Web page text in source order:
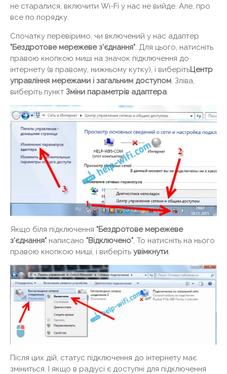
не старалися, включити Wi-Fi у нас не вийде. Але, про
все по порядку.
Спочатку перевіримо, чи включений у нас адаптер
"Бездротове мережеве з'єднання" . Для цього, натисніть
правою кнопкою миші на значок підключення до
інтернету (в правому, нижньому кутку), і виберітьЦентр
управління мережами і загальним доступом . Зліва,
виберіть пункт Зміни параметрів адаптера
Якщо біля підключення "Бездротове мережеве
з'єднання" написано "Відключено", То натисніть на нього
правою кнопкою миші, і виберіть увімкнути.
Після цих дій, статус підключення до інтернету має
зміниться. І якщо в радіусі є доступні для підключення